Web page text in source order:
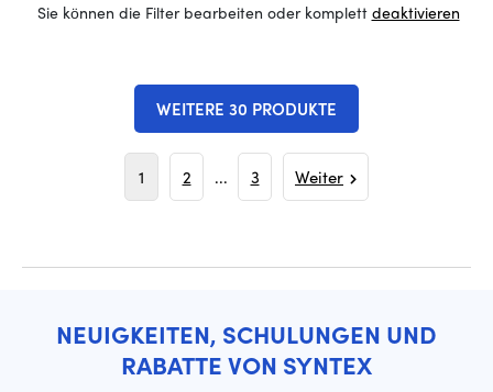
Sie können die Filter bearbeiten oder komplett deaktivieren
WEITERE 30 PRODUKTE
1 2 ... 3 Weiter
NEUIGKEITEN, SCHULUNGEN UND
RABATTE VON SYNTEX